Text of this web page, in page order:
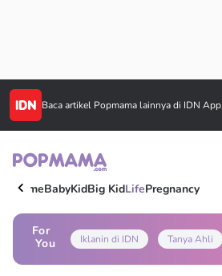
Baca artikel Popmama lainnya di IDN App
HomeBabyKidBig KidLifePregnancy
For
You
Iklanin di IDN Tanya Ahli